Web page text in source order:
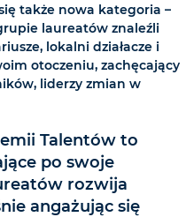
także nowa kategoria –
laureatów znaleźli
lokalni działacze i
otoczeniu, zachęcający
liderzy zmian w
Talentów to
po swoje
rozwija
angażując się